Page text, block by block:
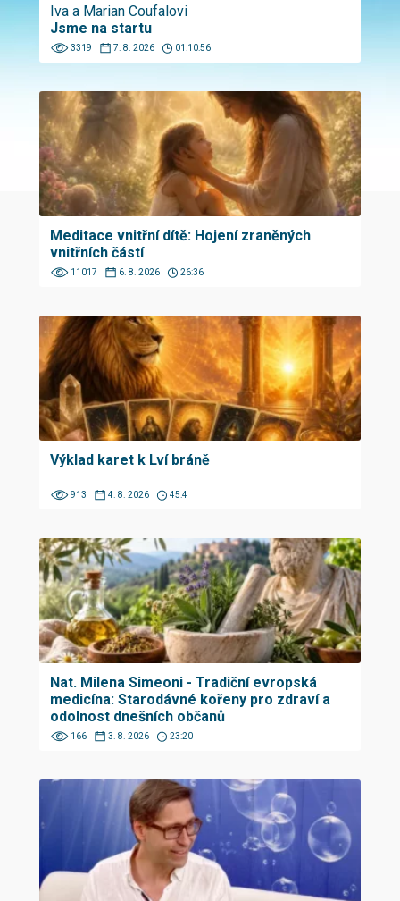
Iva a Marian Coufalovi
Jsme na startu
3319 7. 8. 2026 01:10:56
Meditace vnitřní dítě: Hojení zraněných
vnitřních částí
11017 6. 8. 2026 26:36
Výklad karet k Lví bráně
913 4. 8. 2026 45:4
Nat. Milena Simeoni - Tradiční evropská
medicína: Starodávné kořeny pro zdraví a
odolnost dnešních občanů
166 3. 8. 2026 23:20